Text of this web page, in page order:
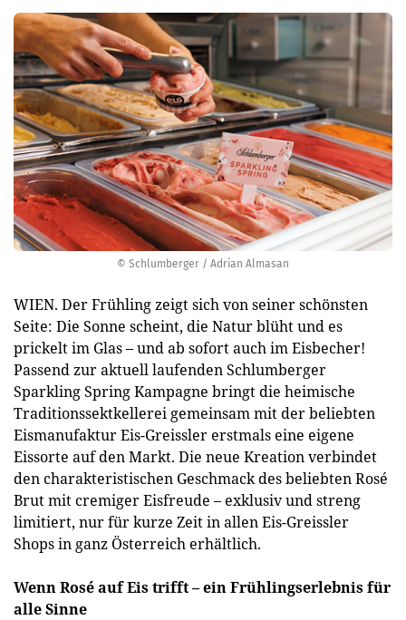
© Schlumberger / Adrian Almasan
WIEN. Der Frühling zeigt sich von seiner schönsten
Seite: Die Sonne scheint, die Natur blüht und es
prickelt im Glas – und ab sofort auch im Eisbecher!
Passend zur aktuell laufenden Schlumberger
Sparkling Spring Kampagne bringt die heimische
Traditionssektkellerei gemeinsam mit der beliebten
Eismanufaktur Eis-Greissler erstmals eine eigene
Eissorte auf den Markt. Die neue Kreation verbindet
den charakteristischen Geschmack des beliebten Rosé
Brut mit cremiger Eisfreude – exklusiv und streng
limitiert, nur für kurze Zeit in allen Eis-Greissler
Shops in ganz Österreich erhältlich.
Wenn Rosé auf Eis trifft – ein Frühlingserlebnis für
alle Sinne